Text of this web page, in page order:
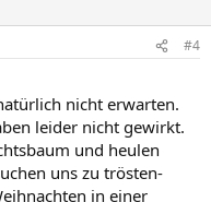
#4
nicht erwarten.
leider nicht gewirkt.
und heulen
uns zu trösten-
in einer